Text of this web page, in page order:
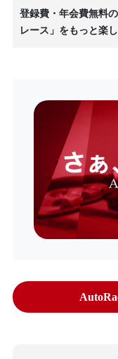
登録費・年会費無料
レース」をもっと楽し